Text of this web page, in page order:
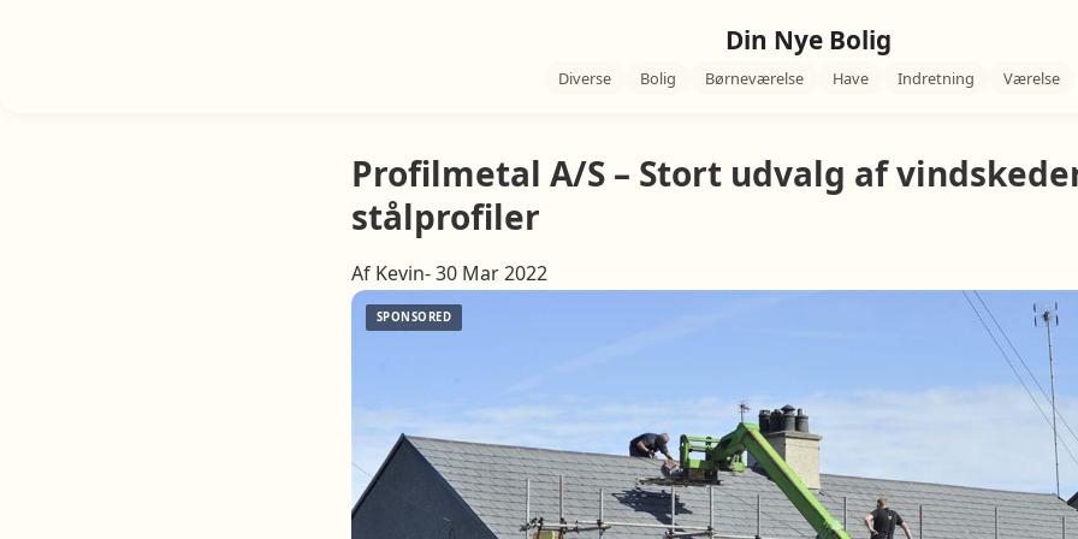
Din Nye Bolig
Diverse Bolig Børneværelse Have Indretning Værelse
Profilmetal A/S – Stort udvalg af
stålprofiler
Af Kevin- 30 Mar 2022